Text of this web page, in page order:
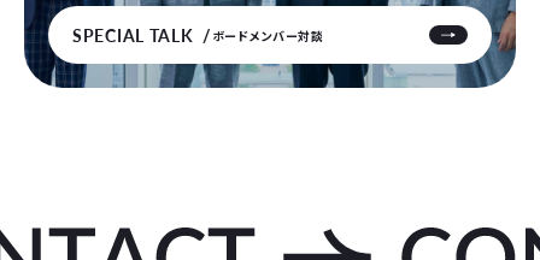
SPECIAL TALK ボードメンバー対談